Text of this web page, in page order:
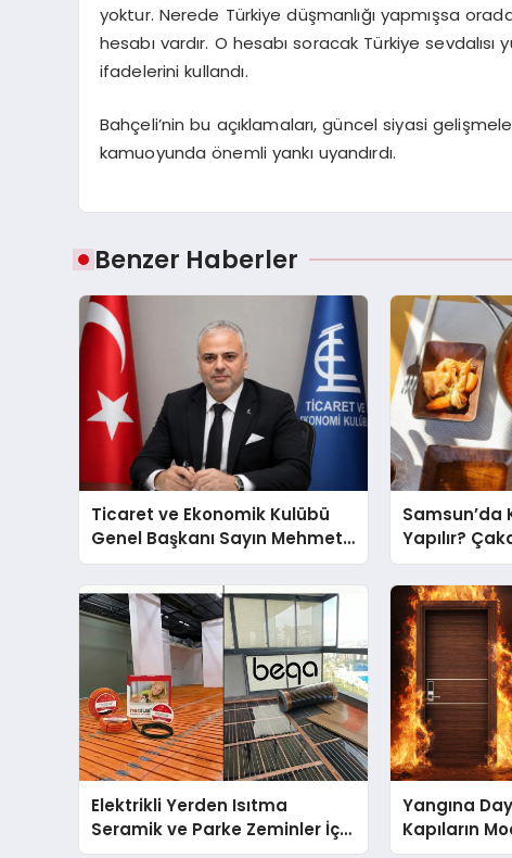
yoktur. Nerede Türkiye düşmanlığı yapmışsa
hesabı vardır. O hesabı soracak Türkiye
ifadelerini kullandı.
Bahçeli’nin bu açıklamaları, güncel siyasi
kamuoyunda önemli yankı uyandırdı.
Benzer Haberler
Ticaret ve Ekonomik Kulübü
Genel Başkanı Sayın Mehmet
Ulutaş, ekonomiye dair yaptığı
açıklamada şunları kaydetti:
Samsun’da
Yapılır?
Önerileri
Elektrikli Yerden Isıtma
Seramik ve Parke Zeminler İçin
En Verimli Çözümler
Yangına
Kapıların